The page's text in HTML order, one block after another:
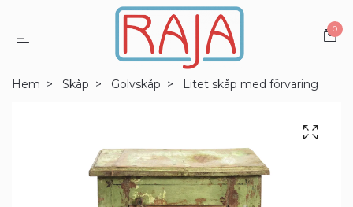
0
Hem Skåp Golvskåp Litet skåp med förvaring